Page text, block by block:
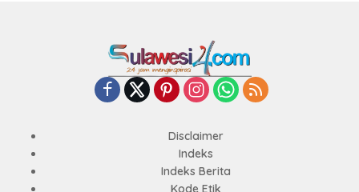
Disclaimer
Indeks
Indeks Berita
Kode Etik